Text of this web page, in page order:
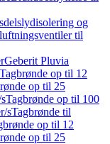
og
til
Geberit Pluvia
Tagbrønde op til 12
op til 25
Tagbrønde op til 100
sTagbrønde til
op til 12
op til 25